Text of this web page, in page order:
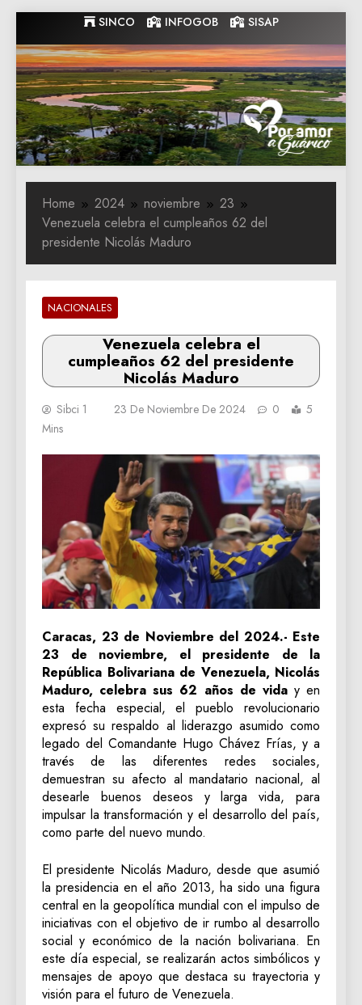
to
content
SINCO INFOGOB SISAP
Gobernacion
de Guarico
Gobernacion de Guarico
Home 2024 noviembre
23
Venezuela celebra el cumpleaños 62 del
presidente Nicolás Maduro
NACIONALES
Venezuela celebra el
cumpleaños 62 del presidente
Nicolás Maduro
Sibci 1 23 De Noviembre De 2024 0
5
Mins
Caracas, 23 de Noviembre del 2024.- Este
23 de noviembre, el presidente de la
República Bolivariana de Venezuela, Nicolás
Maduro, celebra sus 62 años de viday en
esta fecha especial, el pueblo revolucionario
expresó su respaldo al liderazgo asumido como
legado del Comandante Hugo Chávez Frías, y a
través de las diferentes redes sociales,
demuestran su afecto al mandatario nacional, al
desearle buenos deseos y larga vida, para
impulsar la transformación y el desarrollo del país,
como parte del nuevo mundo.
El presidente Nicolás Maduro, desde que asumió
la presidencia en el año 2013, ha sido una figura
central en la geopolítica mundial con el impulso de
iniciativas con el objetivo de ir rumbo al desarrollo
social y económico de la nación bolivariana. En
este día especial, se realizarán actos simbólicos y
mensajes de apoyo que destaca su trayectoria y
visión para el futuro de Venezuela.